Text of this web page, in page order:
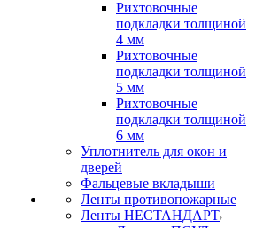
Рихтовочные
подкладки толщиной
4 мм
Рихтовочные
подкладки толщиной
5 мм
Рихтовочные
подкладки толщиной
6 мм
Уплотнитель для окон и
дверей
Фальцевые вкладыши
Ленты противопожарные
Ленты НЕСТАНДАРТ